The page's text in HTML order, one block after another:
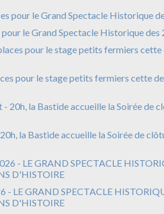
le Grand Spectacle Historique des
pour le stage petits fermiers cette
la Bastide accueille la Soirée de
- LE GRAND SPECTACLE
D'HISTOIRE